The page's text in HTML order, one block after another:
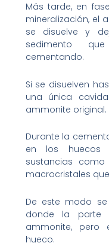
Más tarde, en
mineralización, el
se disuelve y
sedimento
cementando.
Si se disuelven
una única
ammonite original.
Durante la
en los huecos
sustancias
macrocristales
De este modo
donde la parte
ammonite, pero
hueco.